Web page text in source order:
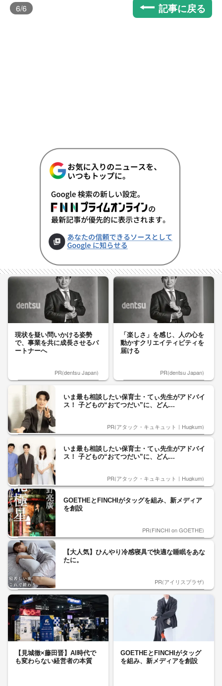
6/6 記事に戻る
現状を疑い問いかける姿勢
で、事業を共に成長させるパ
ートナーへ
PR(dentsu Japan)
「楽しさ」を感じ、人の心を
動かすクリエイティビティを
届ける
PR(dentsu Japan)
いま最も相談したい保育士・てぃ先生がアドバイ
ス！ 子どもの“おてつだい”に、どん...
PR(アタック・キュキュット｜Hugkum)
いま最も相談したい保育士・てぃ先生がアドバイ
ス！ 子どもの“おてつだい”に、どん...
PR(アタック・キュキュット｜Hugkum)
GOETHEとFINCHIがタッグを組み、新メディア
を創設
PR(FINCHI on GOETHE)
【大人気】ひんやり冷感寝具で快適な睡眠をあな
たに。
PR(アイリスプラザ)
【見城徹×藤田晋】AI時代で
も変わらない経営者の本質
GOETHEとFINCHIがタッグ
を組み、新メディアを創設